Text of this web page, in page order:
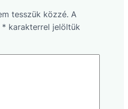
tesszük közzé. A
* karakterrel jelöltük